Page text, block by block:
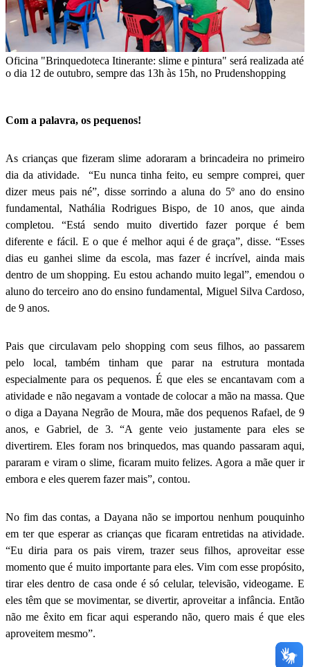
Oficina "Brinquedoteca Itinerante: slime e pintura" será realizada até
o dia 12 de outubro, sempre das 13h às 15h, no Prudenshopping
Com a palavra, os pequenos!
As crianças que fizeram slime adoraram a brincadeira no primeiro
dia da atividade. “Eu nunca tinha feito, eu sempre comprei, quer
dizer meus pais né”, disse sorrindo a aluna do 5º ano do ensino
fundamental, Nathália Rodrigues Bispo, de 10 anos, que ainda
completou. “Está sendo muito divertido fazer porque é bem
diferente e fácil. E o que é melhor aqui é de graça”, disse. “Esses
dias eu ganhei slime da escola, mas fazer é incrível, ainda mais
dentro de um shopping. Eu estou achando muito legal”, emendou o
aluno do terceiro ano do ensino fundamental, Miguel Silva Cardoso,
de 9 anos.
Pais que circulavam pelo shopping com seus filhos, ao passarem
pelo local, também tinham que parar na estrutura montada
especialmente para os pequenos. É que eles se encantavam com a
atividade e não negavam a vontade de colocar a mão na massa. Que
o diga a Dayana Negrão de Moura, mãe dos pequenos Rafael, de 9
anos, e Gabriel, de 3. “A gente veio justamente para eles se
divertirem. Eles foram nos brinquedos, mas quando passaram aqui,
pararam e viram o slime, ficaram muito felizes. Agora a mãe quer ir
embora e eles querem fazer mais”, contou.
No fim das contas, a Dayana não se importou nenhum pouquinho
em ter que esperar as crianças que ficaram entretidas na atividade.
“Eu diria para os pais virem, trazer seus filhos, aproveitar esse
momento que é muito importante para eles. Vim com esse propósito,
tirar eles dentro de casa onde é só celular, televisão, videogame. E
eles têm que se movimentar, se divertir, aproveitar a infância. Então
não me êxito em ficar aqui esperando não, quero mais é que eles
aproveitem mesmo”.